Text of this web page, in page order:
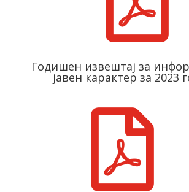
Годишен извештај за
јавен карактер за 2023
